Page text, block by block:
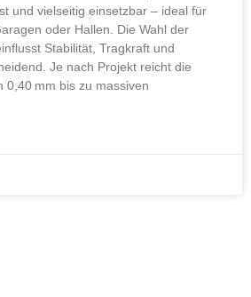
und vielseitig einsetzbar – ideal für
oder Hallen. Die Wahl der
Stabilität, Tragkraft und
Je nach Projekt reicht die
0,40 mm bis zu massiven